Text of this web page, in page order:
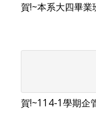
賀!~本系大四畢
賀!~114-1學期企